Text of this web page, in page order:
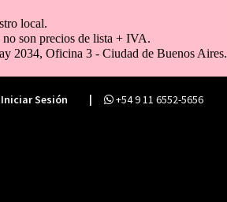
Iniciar Sesión | +54 9 11 6552-5656
local.
son precios de lista + IVA.
2034, Oficina 3 - Ciudad de Buenos Aires.